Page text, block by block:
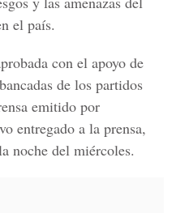
el país.
con el apoyo de
de los partidos
emitido por
entregado a la prensa,
noche del miércoles.